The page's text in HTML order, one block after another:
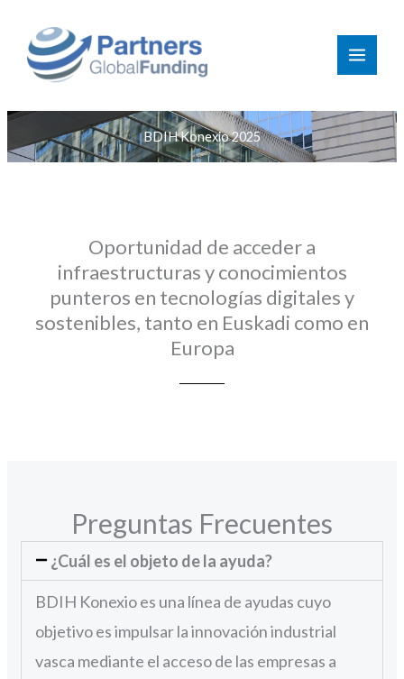
contenido
BDIH Konexio 2025
Oportunidad de acceder a
infraestructuras y conocimientos
punteros en tecnologías digitales y
sostenibles, tanto en Euskadi como en
Europa
Preguntas Frecuentes
¿Cuál es el objeto de la ayuda?
BDIH Konexio es una línea de ayudas cuyo
objetivo es impulsar la innovación industrial
vasca mediante el acceso de las empresas a